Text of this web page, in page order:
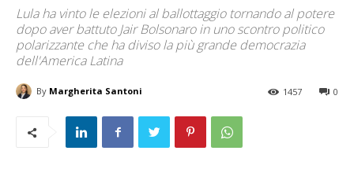
Lula ha vinto le elezioni al ballottaggio tornando al potere
dopo aver battuto Jair Bolsonaro in uno scontro politico
polarizzante che ha diviso la più grande democrazia
dell'America Latina
By Margherita Santoni 0
1457